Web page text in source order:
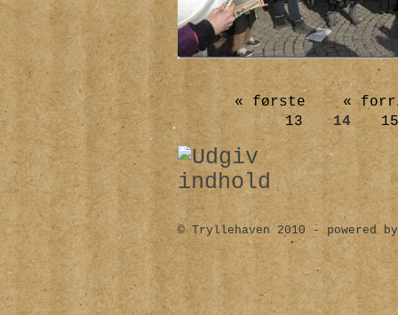
« første
«
13
14 15
© Tryllehaven 2010 - powered